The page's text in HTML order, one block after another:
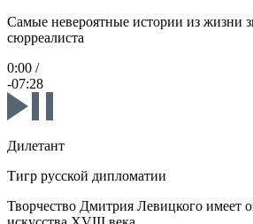
Самые невероятные истории из жизни
сюрреалиста
0:00 /
-07:28
Дилетант
Тигр русской дипломатии
Творчество Дмитрия Левицкого имеет